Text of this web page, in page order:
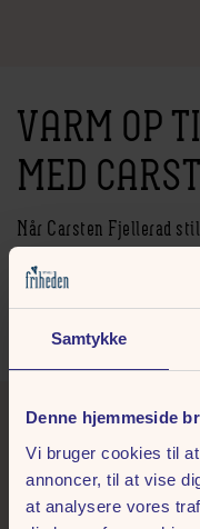
Samtykke
Denne hjemmeside
Vi bruger cookies til
annoncer, til at vise
at analysere vores
VARM OP
MED
Når Carsten Fjellerad
og gang i dansegulvet!
Med en bred vifte af
80'erne, 90'erne og
stille. Glæd dig til en
GØR DIN
LÆKKER